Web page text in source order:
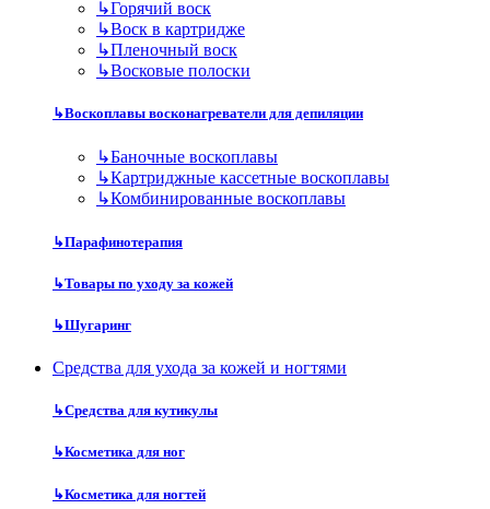
↳Горячий воск
↳Воск в картридже
↳Пленочный воск
↳Восковые полоски
↳Воскоплавы восконагреватели для депиляции
↳Баночные воскоплавы
↳Картриджные кассетные воскоплавы
↳Комбинированные воскоплавы
↳Парафинотерапия
↳Товары по уходу за кожей
↳Шугаринг
Средства для ухода за кожей и ногтями
↳Средства для кутикулы
↳Косметика для ног
↳Косметика для ногтей